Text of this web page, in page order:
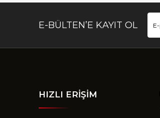
E-BÜLTEN’E KAYIT OL
HIZLI ERİŞİM